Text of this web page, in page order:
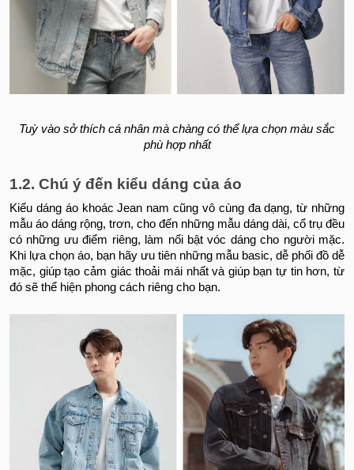
Tuỳ vào sở thích cá nhân mà chàng có thể lựa chọn màu sắc
phù hợp nhất
1.2. Chú ý đến kiểu dáng của áo
Kiểu dáng áo khoác Jean nam cũng vô cùng đa dạng, từ những
mẫu áo dáng rộng, trơn, cho đến những mẫu dáng dài, cổ trụ đều
có những ưu điểm riêng, làm nổi bật vóc dáng cho người mặc.
Khi lựa chọn áo, bạn hãy ưu tiên những mẫu basic, dễ phối đồ dễ
mặc, giúp tạo cảm giác thoải mái nhất và giúp bạn tự tin hơn, từ
đó sẽ thể hiện phong cách riêng cho bạn.